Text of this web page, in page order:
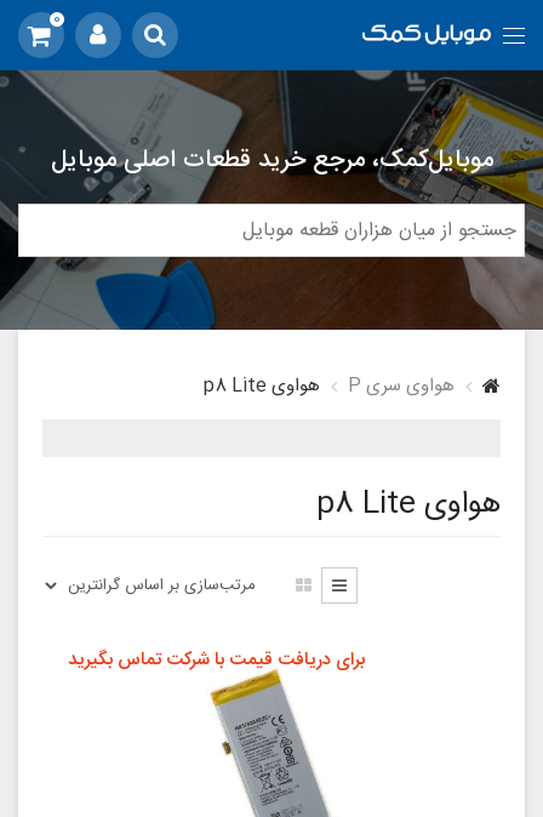
0
موبایل‌کمک، مرجع خرید قطعات اصلی موبایل
هواوی سری P هواوی p8 Lite
هواوی p8 Lite
برای دریافت قیمت با شرکت تماس بگیرید